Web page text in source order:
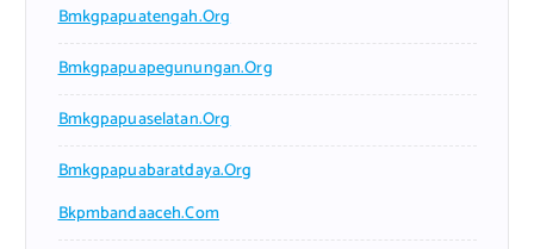
Bmkgpapuatengah.org
Bmkgpapuapegunungan.org
Bmkgpapuaselatan.org
Bmkgpapuabaratdaya.org
Bkpmbandaaceh.com